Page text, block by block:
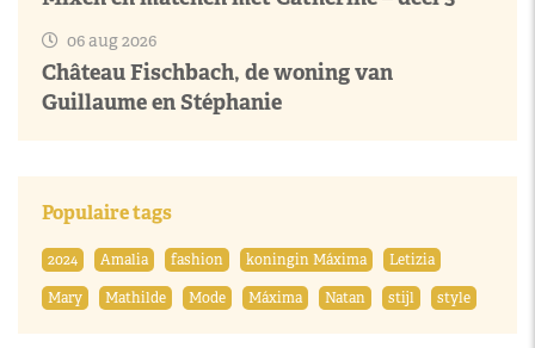
06 aug 2026
Château Fischbach, de woning van
Guillaume en Stéphanie
Populaire tags
2024 Amalia fashion koningin Máxima
Letizia
Mary
Mathilde Mode Máxima Natan stijl style